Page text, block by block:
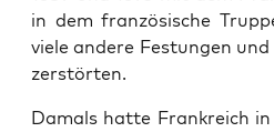
in dem franzö­sis­che
viele andere Fes­tun­gen
zer­störten.
Damals hat­te Frankre­ich in